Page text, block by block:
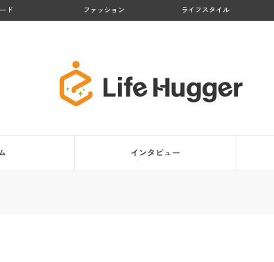
ド ファッション ライフスタイル
インタビュー